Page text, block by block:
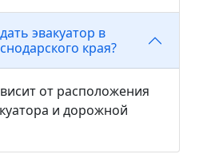
эвакуатор в
края?
от расположения
и дорожной